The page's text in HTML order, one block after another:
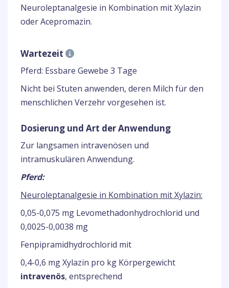
Neuroleptanalgesie in Kombination mit Xylazin
oder Acepromazin.
Wartezeit
Pferd: Essbare Gewebe 3 Tage
Nicht bei Stuten anwenden, deren Milch für den
menschlichen Verzehr vorgesehen ist.
Dosierung und Art der Anwendung
Zur langsamen intravenösen und
intramuskulären Anwendung.
Pferd:
Neuroleptanalgesie in Kombination mit Xylazin:
0,05-0,075 mg Levomethadonhydrochlorid und
0,0025-0,0038 mg
Fenpipramidhydrochlorid mit
0,4-0,6 mg Xylazin pro kg Körpergewicht
intravenös, entsprechend